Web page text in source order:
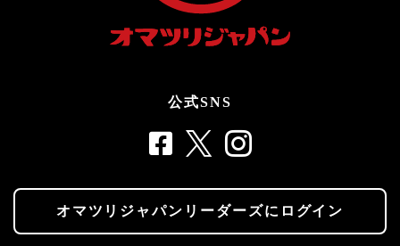
公式SNS
オマツリジャパンリーダーズにログイン